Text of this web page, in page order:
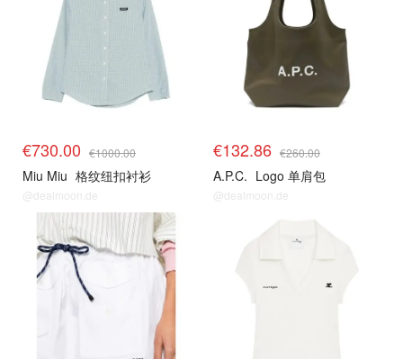
€730.00 €1000.00
Miu Miu 格纹纽扣衬衫
@dealmoon.de
€132.86 €260.00
A.P.C. Logo 单肩包
@dealmoon.de